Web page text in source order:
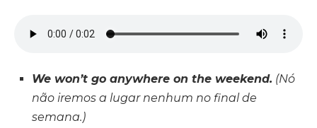
We won’t go anywhere on the weekend. (Nó
não iremos a lugar nenhum no final de
semana.)